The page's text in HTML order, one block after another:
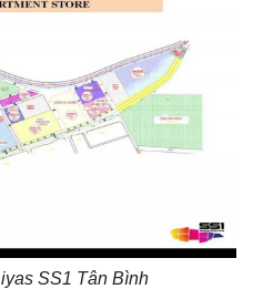
SS1 Tân Bình